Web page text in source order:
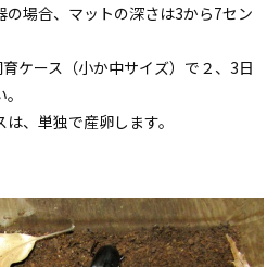
場合、マットの深さは3から7セン
ケース（小か中サイズ）で２、3日
、単独で産卵します。